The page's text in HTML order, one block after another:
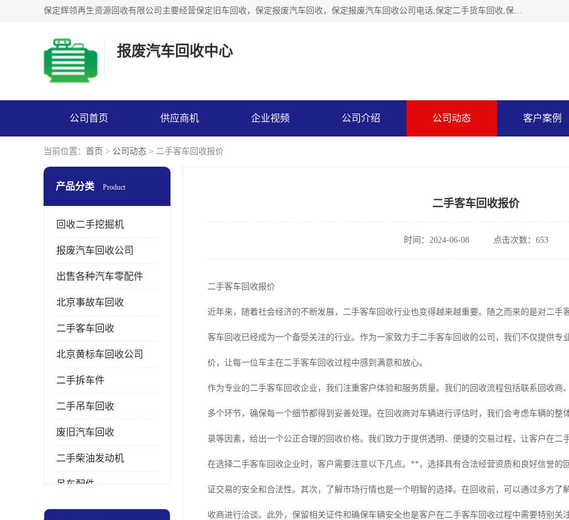
保定辉领再生资源回收有限公司主要经营保定旧车回收，保定报废汽车回收，保定报废汽车回收公司电话,保定二手货车回收,保定黄标车回收, 保定黄标车回收，保定哪里收报废车，保定废旧汽车回收，保定汽车报废手续办理，保定汽车解体厂。将通过采取区域限行促进淘汰、经济补助激励新、加大上路*法处罚、加强达标排放监管等综合措施，对老旧机动车逐步实行末位淘汰，加快老旧机动车淘汰新
报废汽车回收中心
公司首页 供应商机 企业视频 公司介绍 公司动态 客户案例
当前位置： 首页 > 公司动态 > 二手客车回收报价
产品分类 Product
回收二手挖掘机
报废汽车回收公司
出售各种汽车零配件
北京事故车回收
二手客车回收
北京黄标车回收公司
二手拆车件
二手吊车回收
废旧汽车回收
二手柴油发动机
吊车配件
挖掘机拆车件
二手客车回收报价
时间：2024-06-08 点击次数：653
二手客车回收报价
近年来，随着社会经济的不断发展，二手客车回收行业也变得越来越重要。随之而来的是对二手
客车回收已经成为一个备受关注的行业。作为一家致力于二手客车回收的公司，我们不仅提供专
价，让每一位车主在二手客车回收过程中感到满意和放心。
作为专业的二手客车回收企业，我们注重客户体验和服务质量。我们的回收流程包括联系回收商
多个环节，确保每一个细节都得到妥善处理。在回收商对车辆进行评估时，我们会考虑车辆的整
录等因素，给出一个公正合理的回收价格。我们致力于提供透明、便捷的交易过程，让客户在二
在选择二手客车回收企业时，客户需要注意以下几点。**，选择具有合法经营资质和良好信誉的
证交易的安全和合法性。其次，了解市场行情也是一个明智的选择。在回收前，可以通过多方了
收商进行洽谈。此外，保留相关证件和确保车辆安全也是客户在二手客车回收过程中需要特别关